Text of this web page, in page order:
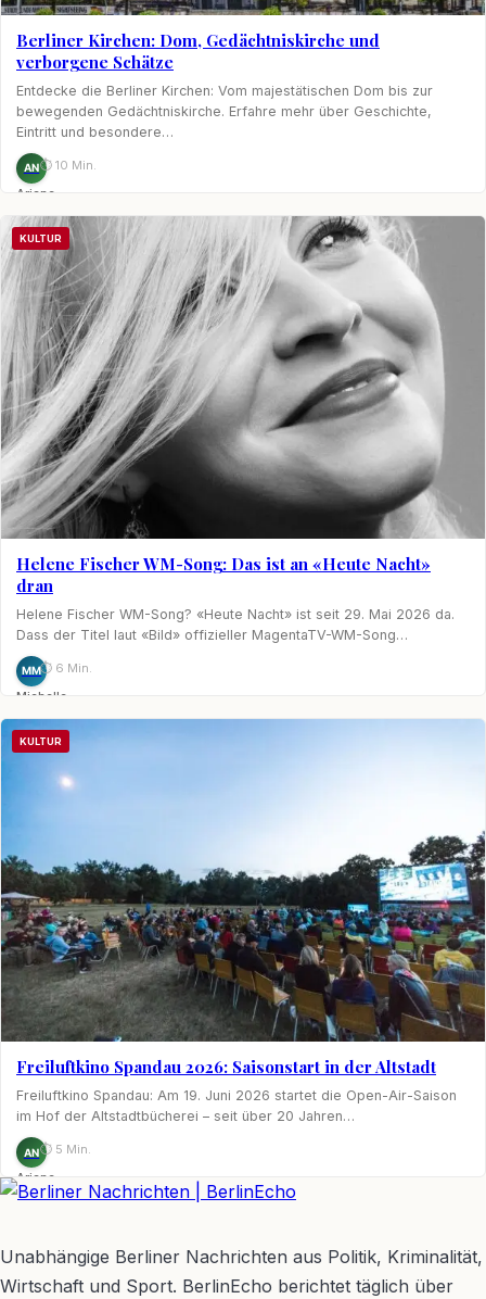
Berliner Kirchen: Dom, Gedächtniskirche und
verborgene Schätze
Entdecke die Berliner Kirchen: Vom majestätischen Dom bis zur
bewegenden Gedächtniskirche. Erfahre mehr über Geschichte,
Eintritt und besondere…
AN
Ariane
⏱ 10 Min.
KULTUR
Helene Fischer WM-Song: Das ist an «Heute Nacht»
dran
Helene Fischer WM-Song? «Heute Nacht» ist seit 29. Mai 2026 da.
Dass der Titel laut «Bild» offizieller MagentaTV-WM-Song…
MM
Michelle
Möhring
⏱ 6 Min.
KULTUR
Freiluftkino Spandau 2026: Saisonstart in der Altstadt
Freiluftkino Spandau: Am 19. Juni 2026 startet die Open-Air-Saison
im Hof der Altstadtbücherei – seit über 20 Jahren…
AN
Ariane
Nagel
⏱ 5 Min.
Unabhängige Berliner Nachrichten aus Politik, Kriminalität,
Wirtschaft und Sport. BerlinEcho berichtet täglich über